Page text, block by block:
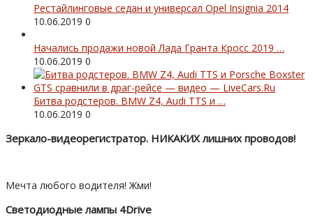
Рестайлинговые седан и универсал Opel Insignia 2014
10.06.2019 0
Начались продажи новой Лада Гранта Кросс 2019 …
10.06.2019 0
Битва родстеров. BMW Z4, Audi TTS и …
10.06.2019 0
Зеркало-видеорегистратор. НИКАКИХ лишних проводов!
Мечта любого водителя! Жми!
Светодиодные лампы 4Drive